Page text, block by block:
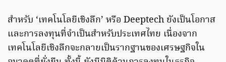
สำหรับ ‘เทคโนโลยีเชิงลึก’ หรือ Deeptech ยังเป็นโอกาส
และการลงทุนที่จำเป็นสำหรับประเทศไทย เนื่องจาก
เทคโนโลยีเชิงลึกจะกลายเป็นรากฐานของเศรษฐกิจใน